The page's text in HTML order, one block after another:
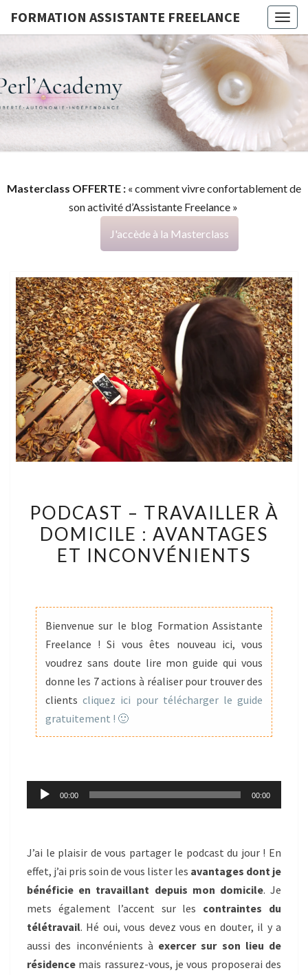
FORMATION ASSISTANTE FREELANCE
G
Masterclass OFFERTE : « comment vivre confortablement de
son activité d’Assistante Freelance »
J'accède à la Masterclass
TRAVAILLER
À
AVANTAGES
ET
INCONVÉNIENTS
PODCAST – TRAVAILLER À
DOMICILE : AVANTAGES
ET INCONVÉNIENTS
Bienvenue sur le blog Formation Assistante
Freelance ! Si vous êtes nouveau ici, vous
voudrez sans doute lire mon guide qui vous
donne les 7 actions à réaliser pour trouver des
clients cliquez ici pour télécharger le guide
gratuitement ! 🙂
Lecteur
audio
00:00 00:00
J’ai le plaisir de vous partager le podcast du jour ! En
effet, j’ai pris soin de vous lister les avantages dont je
bénéficie en travaillant depuis mon domicile. Je
mets également l’accent sur les contraintes du
télétravail. Hé oui, vous devez vous en douter, il y a
aussi des inconvénients à exercer sur son lieu de
résidence mais rassurez-vous, je vous proposerai des